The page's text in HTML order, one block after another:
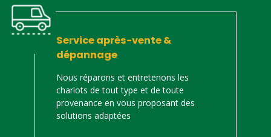
Service après-vente &
dépannage
Nous réparons et entretenons les
chariots de tout type et de toute
provenance en vous proposant des
solutions adaptées